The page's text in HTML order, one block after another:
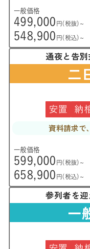
一般価格
499,000 円(税抜)~
548,900 円(税込)~
通夜と告
二
安置 納
資料請求で
一般価格
599,000 円(税抜)~
658,900 円(税込)~
参列者を
一